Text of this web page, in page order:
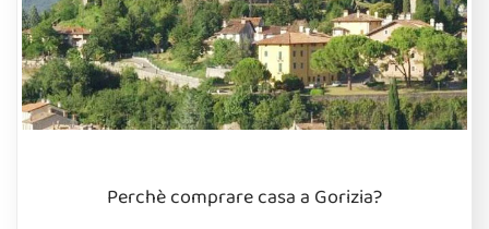
Perchè comprare casa a Gorizia?